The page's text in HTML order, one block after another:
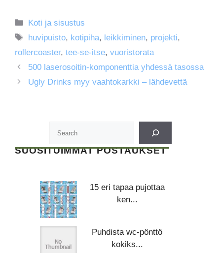
Kategoriat
Koti ja sisustus
Avainsanat
huvipuisto, kotipiha, leikkiminen, projekti,
rollercoaster, tee-se-itse, vuoristorata
500 laserosoitin-komponenttia yhdessä tasossa
Ugly Drinks myy vaahtokarkki – lähdevettä
SUOSITUIMMAT POSTAUKSET
15 eri tapaa pujottaa
ken...
Puhdista wc-pönttö
kokiks...